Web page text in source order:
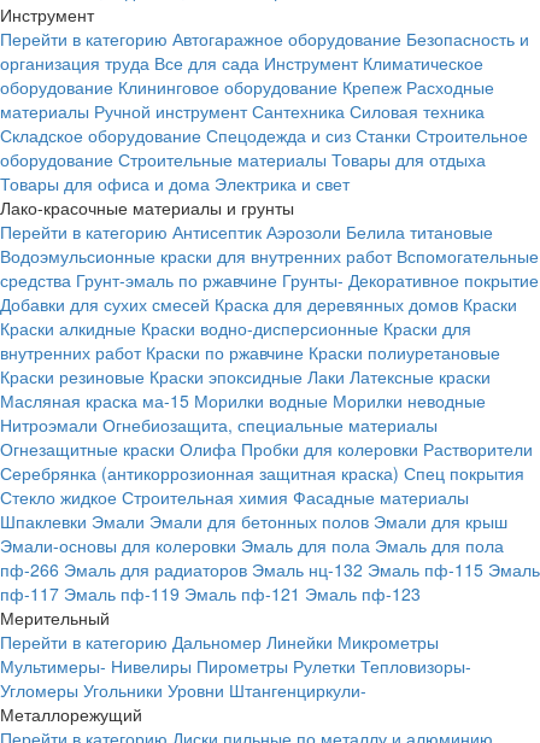
Инструмент
Перейти в категорию Автогаражное оборудование Безопасность и
организация труда Все для сада Инструмент Климатическое
оборудование Клининговое оборудование Крепеж Расходные
материалы Ручной инструмент Сантехника Силовая техника
Складское оборудование Спецодежда и сиз Станки Строительное
оборудование Строительные материалы Товары для отдыха
Товары для офиса и дома Электрика и свет
Лако-красочные материалы и грунты
Перейти в категорию Антисептик Аэрозоли Белила титановые
Водоэмульсионные краски для внутренних работ Вспомогательные
средства Грунт-эмаль по ржавчине Грунты- Декоративное покрытие
Добавки для сухих смесей Краска для деревянных домов Краски
Краски алкидные Краски водно-дисперсионные Краски для
внутренних работ Краски по ржавчине Краски полиуретановые
Краски резиновые Краски эпоксидные Лаки Латексные краски
Масляная краска ма-15 Морилки водные Морилки неводные
Нитроэмали Огнебиозащита, специальные материалы
Огнезащитные краски Олифа Пробки для колеровки Растворители
Серебрянка (антикоррозионная защитная краска) Спец покрытия
Стекло жидкое Строительная химия Фасадные материалы
Шпаклевки Эмали Эмали для бетонных полов Эмали для крыш
Эмали-основы для колеровки Эмаль для пола Эмаль для пола
пф-266 Эмаль для радиаторов Эмаль нц-132 Эмаль пф-115 Эмаль
пф-117 Эмаль пф-119 Эмаль пф-121 Эмаль пф-123
Мерительный
Перейти в категорию Дальномер Линейки Микрометры
Мультимеры- Нивелиры Пирометры Рулетки Тепловизоры-
Угломеры Угольники Уровни Штангенциркули-
Металлорежущий
Перейти в категорию Диски пильные по металлу и алюминию